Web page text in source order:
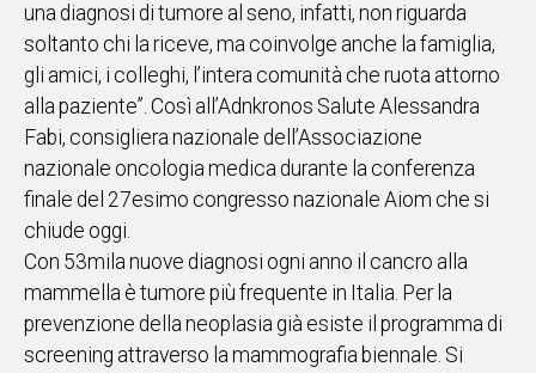
POLITICA
IN
ITALIA
NEL
MONDO
SPORT
EVENTI
STORIE
VIDEO
una diagnosi di tumore al seno, infatti, non riguarda
soltanto chi la riceve, ma coinvolge anche la famiglia,
gli amici, i colleghi, l’intera comunità che ruota attorno
alla paziente”. Così all’Adnkronos Salute Alessandra
Fabi, consigliera nazionale dell’Associazione
nazionale oncologia medica durante la conferenza
finale del 27esimo congresso nazionale Aiom che si
chiude oggi.
Con 53mila nuove diagnosi ogni anno il cancro alla
mammella è tumore più frequente in Italia. Per la
prevenzione della neoplasia già esiste il programma di
screening attraverso la mammografia biennale. Si